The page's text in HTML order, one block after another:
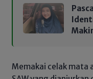
Memakai celak mata